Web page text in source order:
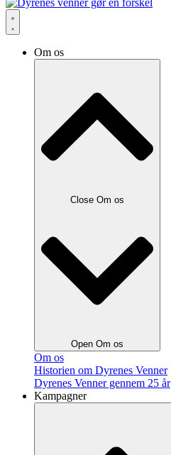
Om os
Close Om os
Open Om os
Om os
Historien om Dyrenes Venner
Dyrenes Venner gennem 25 år
Kampagner